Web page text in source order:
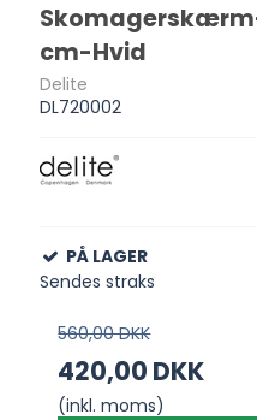
cm-Hvid
Delite
DL720002
PÅ LAGER
Sendes straks
560,00 DKK
420,00 DKK
(inkl. moms)